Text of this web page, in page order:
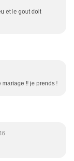
et le gout doit
mariage !! je prends !